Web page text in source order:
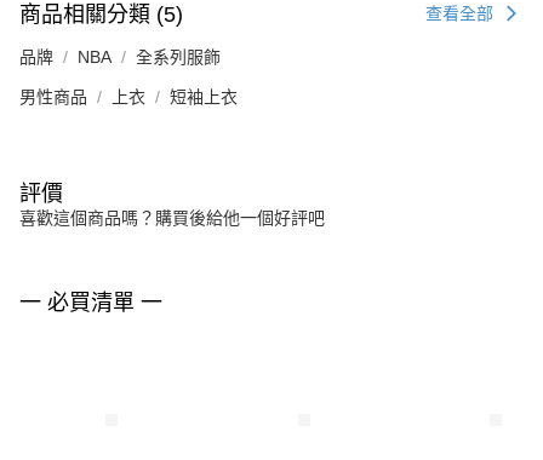
商品相關分類 (5) 查看全部
品牌 NBA 全系列服飾
男性商品 上衣 短袖上衣
評價
喜歡這個商品嗎？購買後給他一個好評吧
一 必買清單 一